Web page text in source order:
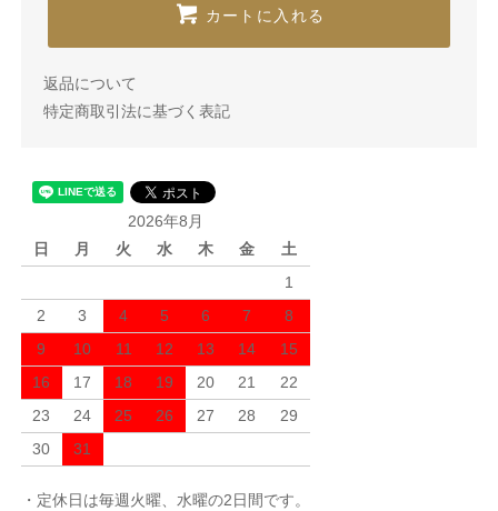
カートに入れる
返品について
特定商取引法に基づく表記
2026年8月
日
月 火 水 木 金
土
1
2
3 4 5 6 7
8
9
10 11 12 13 14
15
16
17 18 19 20 21
22
23
24 25 26 27 28
29
30
31
・定休日は毎週火曜、水曜の2日間です。